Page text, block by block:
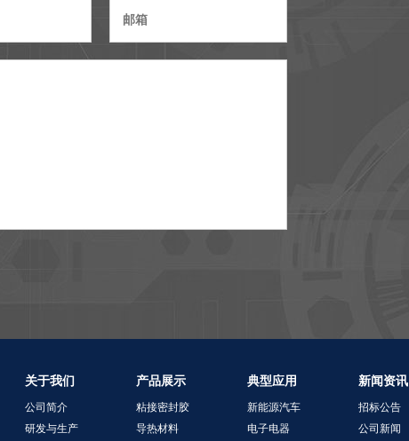
关于我们
公司简介
研发与生产
产品展示
粘接密封胶
导热材料
典型应用
新能源汽车
电子电器
新闻资讯
招标公告
公司新闻